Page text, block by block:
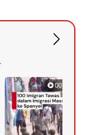
00:42